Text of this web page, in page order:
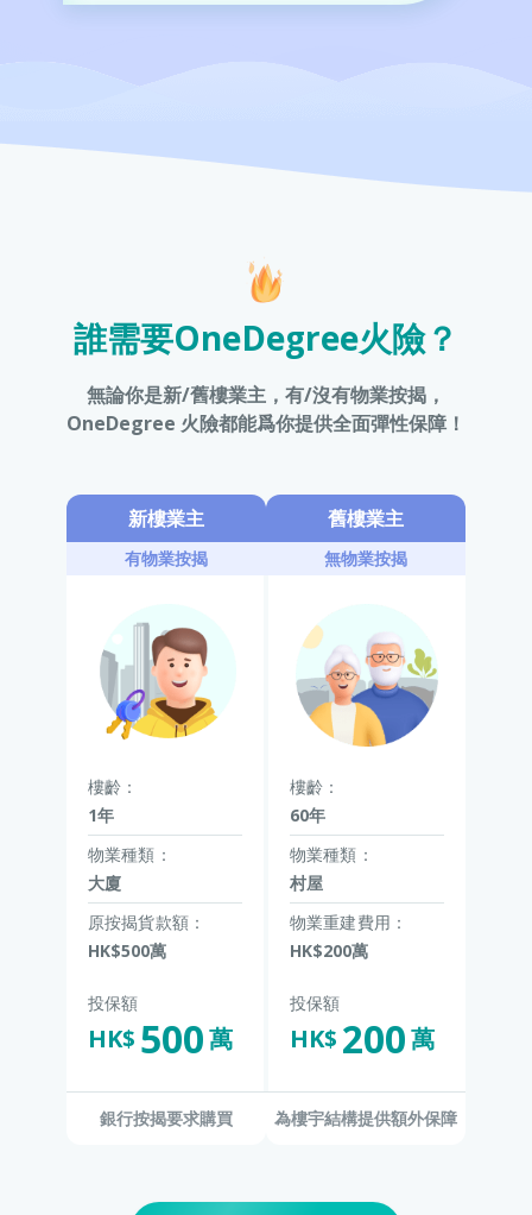
誰需要OneDegree火險？
無論你是新/舊樓業主，有/沒有物業按揭，
OneDegree 火險都能爲你提供全面彈性保障！
新樓業主 舊樓業主
有物業按揭 無物業按揭
樓齡：
1年
物業種類：
大廈
原按揭貨款額：
HK$500萬
投保額
HK$ 500萬
樓齡：
60年
物業種類：
村屋
物業重建費用：
HK$200萬
投保額
HK$ 200萬
銀行按揭要求購買 為樓宇結構提供額外保障